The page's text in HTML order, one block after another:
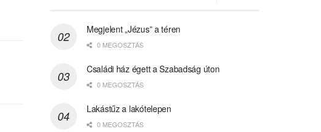
Megjelent „Jézus” a téren
0 MEGOSZTÁS
Családi ház égett a Szabadság úton
0 MEGOSZTÁS
Lakástűz a lakótelepen
0 MEGOSZTÁS